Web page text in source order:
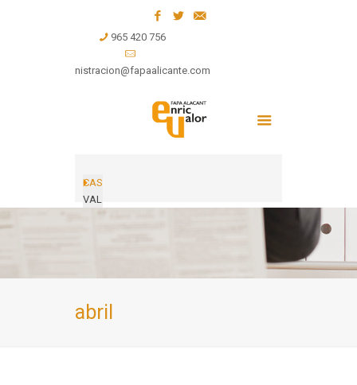
965 420 756
administracion@fapaalicante.com
CAS
VAL
abril